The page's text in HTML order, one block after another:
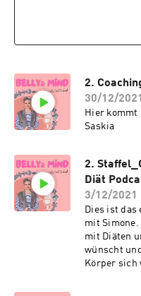
2.
30/12/2021
Hier kommt
Saskia
2.
Diät
3/12/2021
Dies ist das
mit
mit Diäten
wünscht
Körper sich